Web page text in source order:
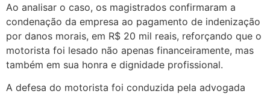
Ao analisar o caso, os magistrados confirmaram a
condenação da empresa ao pagamento de indenização
por danos morais, em R$ 20 mil reais, reforçando que o
motorista foi lesado não apenas financeiramente, mas
também em sua honra e dignidade profissional.
A defesa do motorista foi conduzida pela advogada